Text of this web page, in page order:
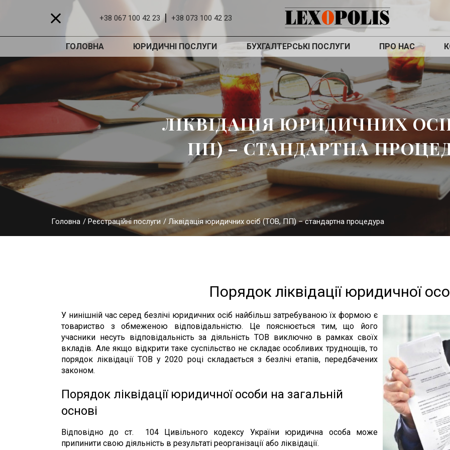
+38 067 100 42 23 +38 073 100 42 23
ГОЛОВНА ЮРИДИЧНІ ПОСЛУГИ БУХГАЛТЕРСЬКІ ПОСЛУГИ ПРО НАС
Головна Реєстраційні послуги Ліквідація юридичних осіб (ТОВ, ПП) – стандартна процедура
ЛІКВІДАЦІЯ ЮРИДИЧНИХ
ПП) – СТАНДАРТНА
Порядок ліквідації юридичної
У нинішній час серед безлічі юридичних осіб найбільш затребуваною їх формою є
товариство з обмеженою відповідальністю. Це пояснюється тим, що його
учасники несуть відповідальність за діяльність ТОВ виключно в рамках своїх
вкладів. Але якщо відкрити таке суспільство не складає особливих труднощів, то
порядок ліквідації ТОВ у 2020 році складається з безлічі етапів, передбачених
законом.
Порядок ліквідації юридичної особи на загальній
основі
Відповідно до ст. 104 Цивільного кодексу України юридична особа може
припинити свою діяльність в результаті реорганізації або ліквідації.